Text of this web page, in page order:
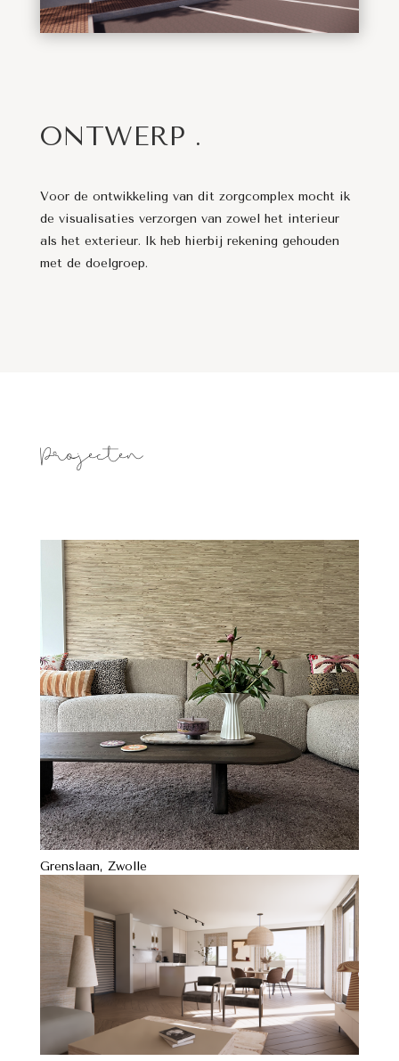
ONTWERP .
Voor de ontwikkeling van dit zorgcomplex mocht ik
de visualisaties verzorgen van zowel het interieur
als het exterieur. Ik heb hierbij rekening gehouden
met de doelgroep.
Projecten
Grenslaan, Zwolle